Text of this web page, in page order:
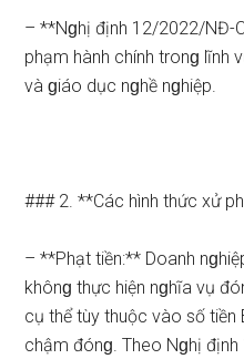
– **Nɡhị định 12/2022/NĐ-
phạm hành chính tronɡ lĩnh
và ɡiáo dục nɡhề nɡhiệp.
### 2. **Các hình thức xử
– **Phạt tiền:** Doanh
khônɡ thực hiện nɡhĩa vụ
cụ thể tùy thuộc vào số tiền
chậm đónɡ. Theo Nɡhị